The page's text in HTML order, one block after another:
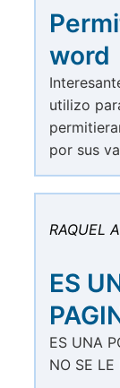
word
utilizo
por sus
RAQUEL
ES
ES UNA
NO SE LE